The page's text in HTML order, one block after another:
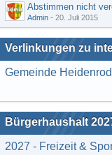
Abstimmen nicht
Admin - 20. Juli 2015
Verlinkungen zu
Gemeinde Heidenrod
Bürgerhaushalt
2027 - Freizeit &